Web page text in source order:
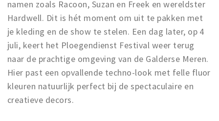
namen zoals Racoon, Suzan en Freek en wereldster
Hardwell. Dit is hét moment om uit te pakken met
je kleding en de show te stelen. Een dag later, op 4
juli, keert het Ploegendienst Festival weer terug
naar de prachtige omgeving van de Galderse Meren.
Hier past een opvallende techno-look met felle fluor
kleuren natuurlijk perfect bij de spectaculaire en
creatieve decors.